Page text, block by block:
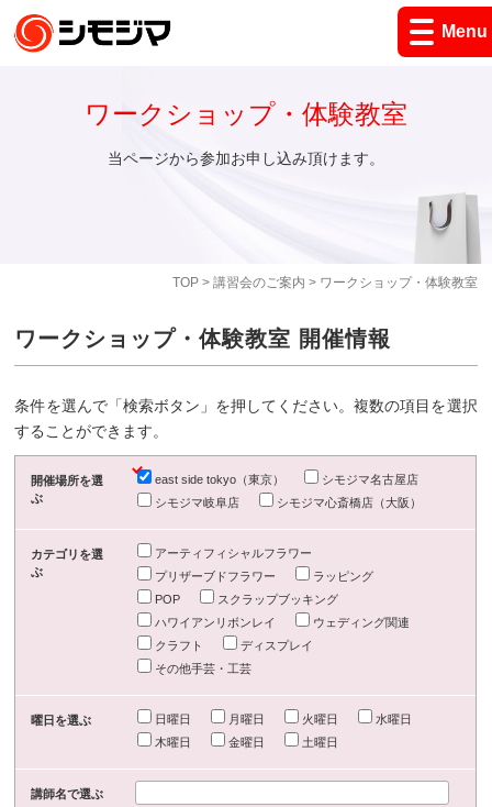
Menu
TOP> 講習会のご案内 > ワークショップ・体験教室
ワークショップ・体験教室
当ページから参加お申し込み頂けます。
ワークショップ・体験教室 開催情報
条件を選んで「検索ボタン」を押してください。複数の項目を選択
することができます。
開催場所を選
ぶ
east side tokyo（東京）
シモジマ名古屋店
シモジマ岐阜店
シモジマ心斎橋店（大阪）
カテゴリを選
ぶ
アーティフィシャルフラワー
プリザーブドフラワー
ラッピング
POP
スクラップブッキング
ハワイアンリボンレイ
ウェディング関連
クラフト
ディスプレイ
その他手芸・工芸
曜日を選ぶ 日曜日 月曜日 火曜日
水曜日
木曜日
金曜日 土曜日
講師名で選ぶ